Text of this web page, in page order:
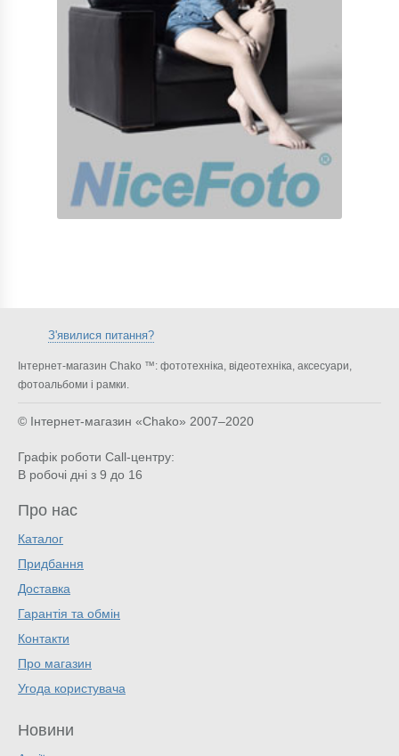
З'явилися питання?
Інтернет-магазин Chako ™: фототехніка, відеотехніка, аксесуари,
фотоальбоми і рамки.
© Інтернет-магазин «Chako» 2007–2020
Графік роботи Call-центру:
В робочі дні з 9 до 16
Про нас
Каталог
Придбання
Доставка
Гарантія та обмін
Контакти
Про магазин
Угода користувача
Новини